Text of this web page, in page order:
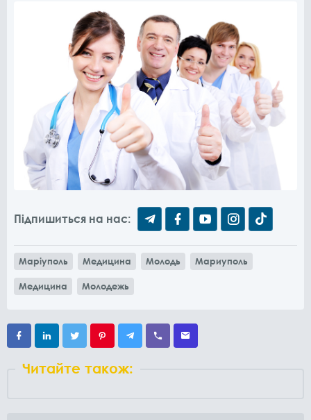
Підпишиться на нас:
Маріуполь Медицина Молодь Мариуполь
Медицина Молодежь
Читайте також: